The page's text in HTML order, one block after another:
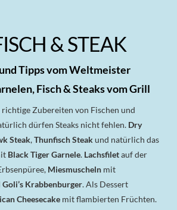
& STEAK
Tipps vom Weltmeister
Fisch & Steaks vom Grill
richtige Zubereiten von Fischen und
dürfen Steaks nicht fehlen. Dry
Steak,Thunfisch Steakund natürlich das
Black Tiger Garnele. Lachsfiletauf der
Miesmuscheln mit
Goli’s Krabbenburger. Als Dessert
Cheesecake mit flambierten Früchten.